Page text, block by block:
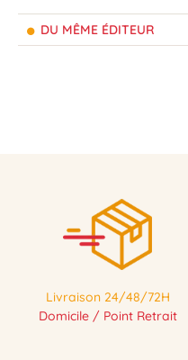
DU MÊME ÉDITEUR
Livraison 24/48/72H
Domicile / Point Retrait